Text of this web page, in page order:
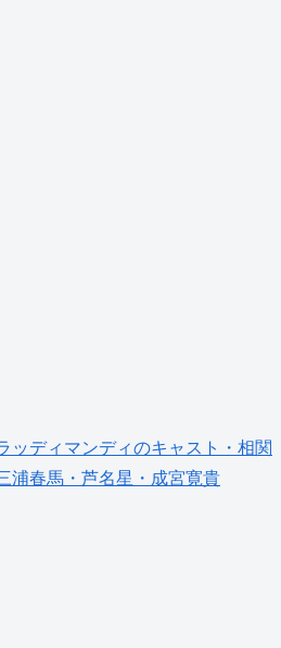
ッディマンディのキャスト・相関
浦春馬・芦名星・成宮寛貴